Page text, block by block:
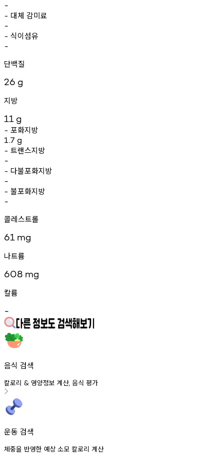
-
- 대체 감미료
-
- 식이섬유
-
단백질
26 g
지방
11 g
- 포화지방
1.7 g
- 트랜스지방
-
- 다불포화지방
-
- 불포화지방
-
콜레스트롤
61 mg
나트륨
608 mg
칼륨
-
음식 검색
칼로리 & 영양정보 계산, 음식 평가
운동 검색
체중을 반영한 예상 소모 칼로리 계산